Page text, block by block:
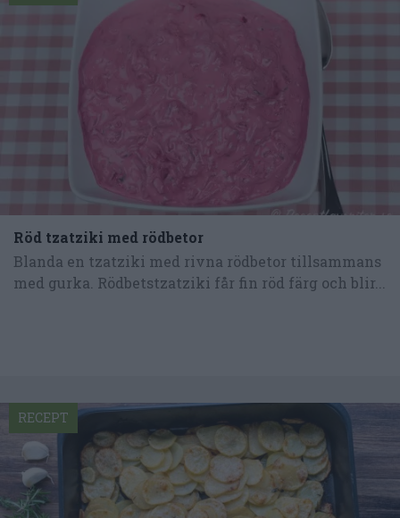
Röd tzatziki med rödbetor
Blanda en tzatziki med rivna rödbetor tillsammans
med gurka. Rödbetstzatziki får fin röd färg och blir...
RECEPT